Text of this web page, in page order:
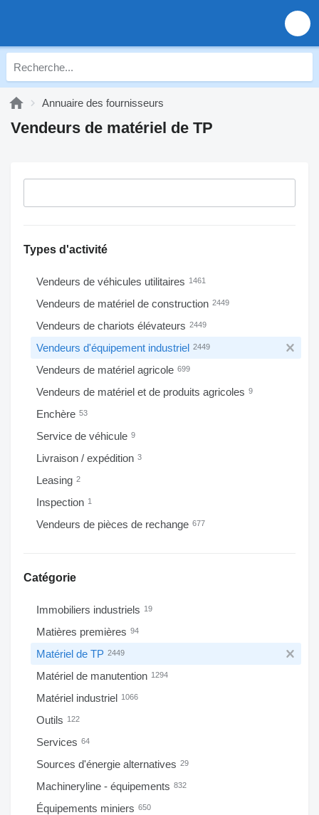
Annuaire des fournisseurs
Vendeurs de matériel de TP
Types d'activité
Vendeurs de véhicules utilitaires 1461
Vendeurs de matériel de construction 2449
Vendeurs de chariots élévateurs 2449
Vendeurs d'équipement industriel 2449
Vendeurs de matériel agricole 699
Vendeurs de matériel et de produits agricoles 9
Enchère 53
Service de véhicule 9
Livraison / expédition 3
Leasing 2
Inspection 1
Vendeurs de pièces de rechange 677
Catégorie
Immobiliers industriels 19
Matières premières 94
Matériel de TP 2449
Matériel de manutention 1294
Matériel industriel 1066
Outils 122
Services 64
Sources d'énergie alternatives 29
Machineryline - équipements 832
Équipements miniers 650